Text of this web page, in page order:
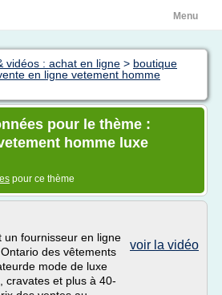
Menu
vidéos : achat en ligne > boutique
en ligne vetement homme
pour le thème :
homme luxe
pour ce thème
voir la vidéo
un fournisseur en ligne
des vêtements
mode de luxe
cravates et plus à 40-